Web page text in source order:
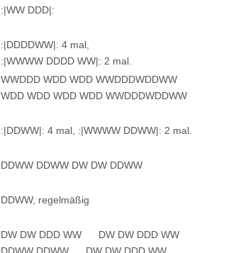
:|WW DDD|:
:|DDDDWW|: 4 mal,
:|WWWW DDDD WW|: 2 mal.
WWDDD WDD WDD WWDDDWDDWW
WDD WDD WDD WDD WWDDDWDDWW
:|DDWW|: 4 mal, :|WWWW DDWW|: 2 mal.
DDWW DDWW DW DW DDWW
DDWW, regelmäßig
DW DW DDD WW DW DW DDD WW
DDWW DDWW DW DW DDD WW